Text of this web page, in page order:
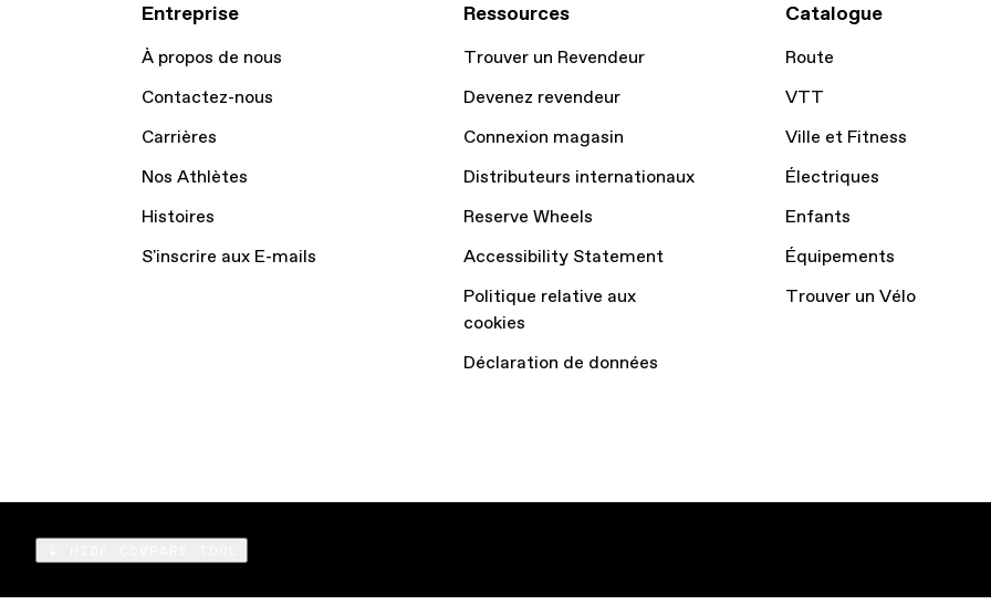
Compare
Products
Entreprise
À propos de nous
Contactez-nous
Carrières
Nos Athlètes
Histoires
S'inscrire aux E-mails
Ressources
Trouver un Revendeur
Devenez revendeur
Connexion magasin
Distributeurs internationaux
Reserve Wheels
Accessibility Statement
Politique relative aux
cookies
Déclaration de données
Catalogue
Route
VTT
Ville et Fitness
Électriques
Enfants
Équipements
Trouver un Vélo